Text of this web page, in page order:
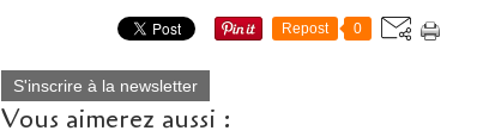
Repost 0
S'inscrire à la newsletter
Vous aimerez aussi :